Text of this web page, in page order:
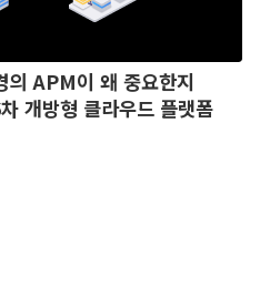
의 APM이 왜 중요한지
개방형 클라우드 플랫폼